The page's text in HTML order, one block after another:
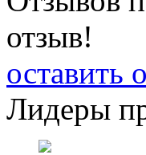
отзыв!
оставить
Лидеры